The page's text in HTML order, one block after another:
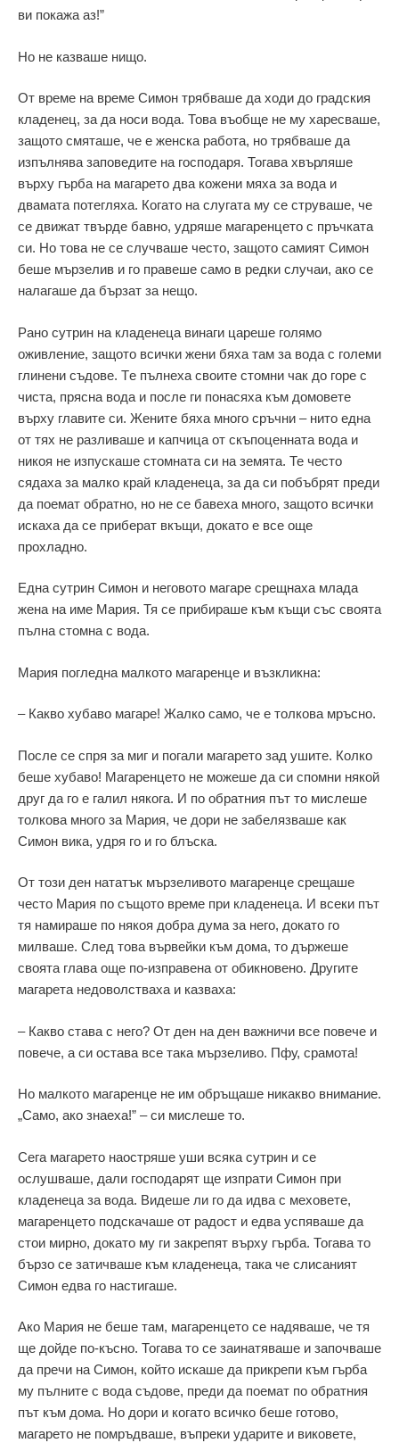
ви покажа аз!”
Но не казваше нищо.
От време на време Симон трябваше да ходи до градския
кладенец, за да носи вода. Това въобще не му харесваше,
защото смяташе, че е женска работа, но трябваше да
изпълнява заповедите на господаря. Тогава хвърляше
върху гърба на магарето два кожени мяха за вода и
двамата потегляха. Когато на слугата му се струваше, че
се движат твърде бавно, удряше магаренцето с пръчката
си. Но това не се случваше често, защото самият Симон
беше мързелив и го правеше само в редки случаи, ако се
налагаше да бързат за нещо.
Рано сутрин на кладенеца винаги цареше голямо
оживление, защото всички жени бяха там за вода с големи
глинени съдове. Tе пълнеха своите стомни чак до горе с
чиста, прясна вода и после ги понасяха към домовете
върху главите си. Жените бяха много сръчни – нито една
от тях не разливаше и капчица от скъпоценната вода и
никоя не изпускаше стомната си на земята. Те често
сядаха за малко край кладенеца, за да си побъбрят преди
да поемат обратно, но не се бавеха много, защото всички
искаха да се приберат вкъщи, докато е все още
прохладно.
Една сутрин Симон и неговото магаре срещнаха млада
жена на име Мария. Тя се прибираше към къщи със своята
пълна стомна с вода.
Мария погледна малкото магаренце и възкликна:
– Какво хубаво магаре! Жалко само, че е толкова мръсно.
После се спря за миг и погали магарето зад ушите. Колко
беше хубаво! Магаренцето не можеше да си спомни някой
друг да го е галил някога. И по обратния път то мислеше
толкова много за Мария, че дори не забелязваше как
Симон вика, удря го и го блъска.
От този ден нататък мързеливото магаренце срещаше
често Мария по същото време при кладенеца. И всеки път
тя намираше по някоя добра дума за него, докато го
милваше. След това вървейки към дома, то държеше
своята глава още по-изправена от обикновено. Другите
магарета недоволстваха и казваха:
– Какво става с него? От ден на ден важничи все повече и
повече, а си остава все така мързеливо. Пфу, срамота!
Но малкото магаренце не им обръщаше никакво внимание.
„Само, ако знаеха!” – си мислеше то.
Сега магарето наостряше уши всяка сутрин и се
ослушваше, дали господарят ще изпрати Симон при
кладенеца за вода. Видеше ли го да идва с меховете,
магаренцето подскачаше от радост и едва успяваше да
стои мирно, докато му ги закрепят върху гърба. Тогава то
бързо се затичваше към кладенеца, така че слисаният
Симон едва го настигаше.
Ако Мария не беше там, магаренцето се надяваше, че тя
ще дойде по-късно. Тогава то се заинатяваше и започваше
да пречи на Симон, който искаше да прикрепи към гърба
му пълните с вода съдове, преди да поемат по обратния
път към дома. Но дори и когато всичко беше готово,
магарето не помръдваше, въпреки ударите и виковете,